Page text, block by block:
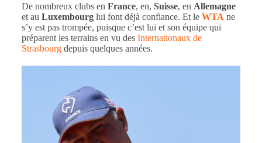
De nombreux clubs en France, en, Suisse, en Allemagne
et au Luxembourglui font déjà confiance. Et le WTA ne
s’y est pas trompée, puisque c’est lui et son équipe qui
préparent les terrains en vu des Internationaux de
Strasbourgdepuis quelques années.